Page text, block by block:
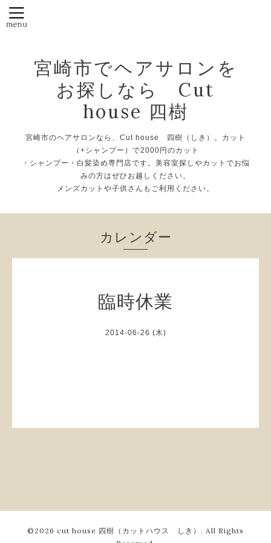
宮崎市でヘアサロンを
お探しなら Cut
house 四樹
宮崎市のヘアサロンなら、Cut house 四樹（しき）。カット
（+シャンプー）で2000円のカット
・シャンプー・白髪染め専門店です。美容室探しやカットでお悩
みの方はぜひお越しください。
メンズカットや子供さんもご利用ください。
カレンダー
臨時休業
2014-06-26 (木)
©2026 cut house 四樹（カットハウス しき） . All Rights